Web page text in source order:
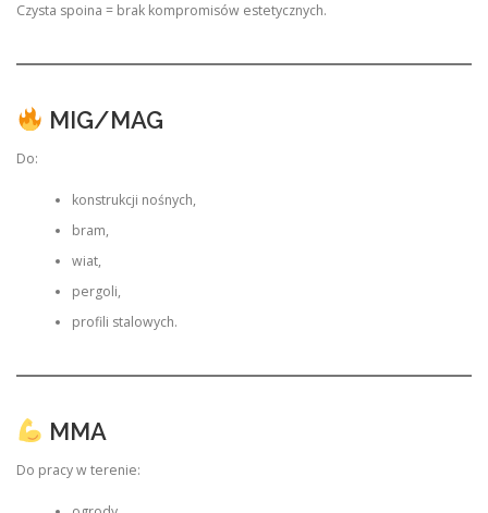
Czysta spoina = brak kompromisów estetycznych.
MIG/MAG
Do:
konstrukcji nośnych,
bram,
wiat,
pergoli,
profili stalowych.
MMA
Do pracy w terenie: